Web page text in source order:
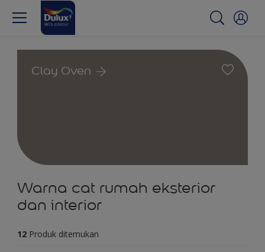
Clay Oven
Warna cat rumah eksterior
dan interior
12 Produk ditemukan